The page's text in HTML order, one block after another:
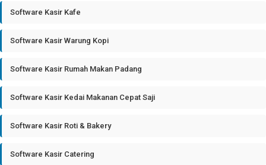
Software Kasir Kafe
Software Kasir Warung Kopi
Software Kasir Rumah Makan Padang
Software Kasir Kedai Makanan Cepat Saji
Software Kasir Roti & Bakery
Software Kasir Catering